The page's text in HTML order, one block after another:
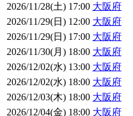
2026/11/28(土) 17:00 大阪府
2026/11/29(日) 12:00 大阪府
2026/11/29(日) 17:00 大阪府
2026/11/30(月) 18:00 大阪府
2026/12/02(水) 13:00 大阪府
2026/12/02(水) 18:00 大阪府
2026/12/03(木) 18:00 大阪府
2026/12/04(金) 18:00 大阪府